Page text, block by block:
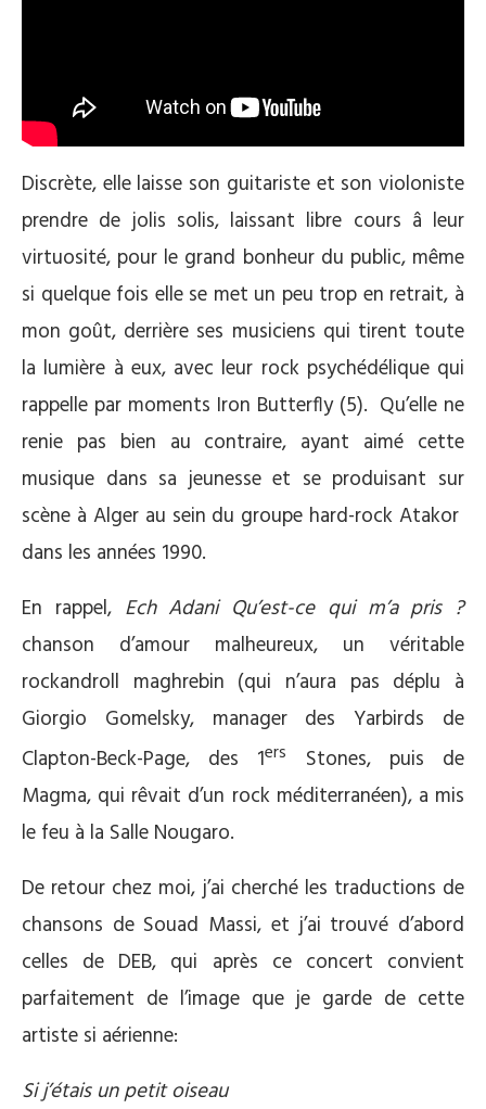
Discrète, elle laisse son guitariste et son violoniste
prendre de jolis solis, laissant libre cours â leur
virtuosité, pour le grand bonheur du public, même
si quelque fois elle se met un peu trop en retrait, à
mon goût, derrière ses musiciens qui tirent toute
la lumière à eux, avec leur rock psychédélique qui
rappelle par moments Iron Butterfly (5). Qu’elle ne
renie pas bien au contraire, ayant aimé cette
musique dans sa jeunesse et se produisant sur
scène à Alger au sein du groupe hard-rock Atakor
dans les années 1990.
En rappel, Ech Adani Qu’est-ce qui m’a pris ?
chanson d’amour malheureux, un véritable
rockandroll maghrebin (qui n’aura pas déplu à
Giorgio Gomelsky, manager des Yarbirds de
Clapton-Beck-Page, des 1ers
Stones, puis de
Magma, qui rêvait d’un rock méditerranéen), a mis
le feu à la Salle Nougaro.
De retour chez moi, j’ai cherché les traductions de
chansons de Souad Massi, et j’ai trouvé d’abord
celles de DEB, qui après ce concert convient
parfaitement de l’image que je garde de cette
artiste si aérienne:
Si j’étais un petit oiseau